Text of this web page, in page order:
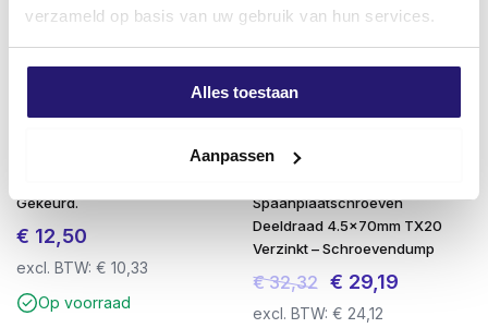
verzameld op basis van uw gebruik van hun services.
Alles toestaan
Aanpassen
Gekeurd.
€ 12,50
excl. BTW: € 10,33
Op voorraad
Spaanplaatschroeven
Deeldraad 4.5x70mm TX20
Verzinkt – Schroevendump
€32,32 Oorspronkelijke
prijs
€ 29,19
excl. BTW:€ 24,12